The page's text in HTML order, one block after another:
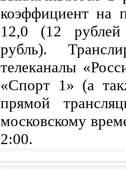
коэффициент на
12,0 (12
рубль).
телеканалы
«Спорт 1» (а
прямой
московскому
2:00.